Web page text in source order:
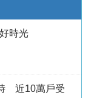
時光
近10萬戶受